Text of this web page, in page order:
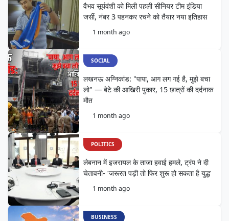
वैभव सूर्यवंशी को मिली पहली सीनियर टीम इंडिया
जर्सी, नंबर 3 पहनकर रचने को तैयार नया इतिहास
1 month ago
SOCIAL
लखनऊ अग्निकांड: "पापा, आग लग गई है, मुझे बचा
लो" — बेटे की आखिरी पुकार, 15 छात्रों की दर्दनाक
मौत
1 month ago
POLITICS
लेबनान में इजरायल के ताजा हवाई हमले, ट्रंप ने दी
चेतावनी- ‘जरूरत पड़ी तो फिर शुरू हो सकता है युद्ध’
1 month ago
BUSINESS